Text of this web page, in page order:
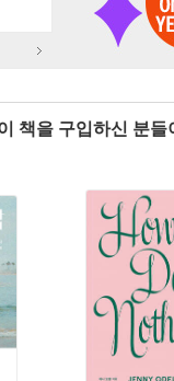
책을 구입하신 분